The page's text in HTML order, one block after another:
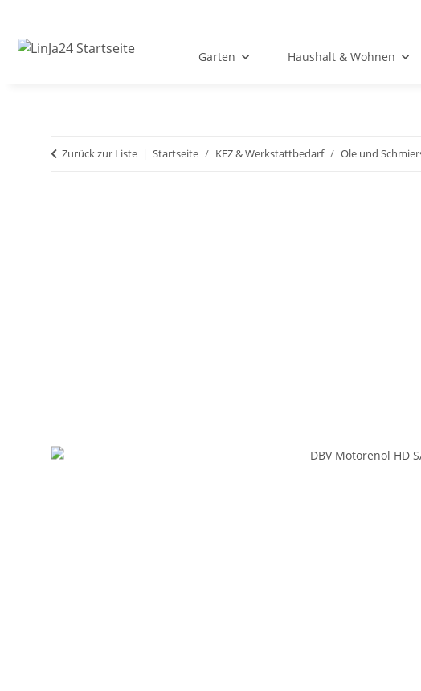
Garten Haushalt & Wohnen
Zurück zur Liste Startseite KFZ & Werkstattbedarf Öle und